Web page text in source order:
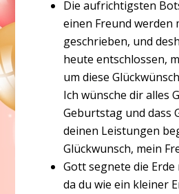
Die aufrichtigsten
einen Freund werden
geschrieben, und
heute entschlossen,
um diese
Ich wünsche dir alles
Geburtstag und dass
deinen Leistungen
Glückwunsch, mein
Gott segnete die
da du wie ein kleiner